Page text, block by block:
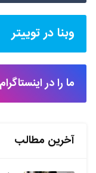
وبنا در توییتر
ما را در
آخرین مطالب